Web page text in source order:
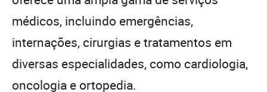
médicos, incluindo emergências,
internações, cirurgias e tratamentos em
diversas especialidades, como cardiologia,
oncologia e ortopedia.